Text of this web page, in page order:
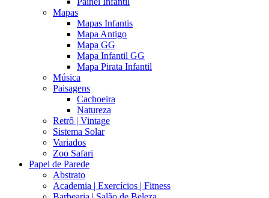
Mapas
Mapas Infantis
Mapa Antigo
Mapa GG
Mapa Infantil GG
Mapa Pirata Infantil
Música
Paisagens
Cachoeira
Natureza
Retrô | Vintage
Sistema Solar
Variados
Zoo Safari
Papel de Parede
Abstrato
Academia | Exercícios | Fitness